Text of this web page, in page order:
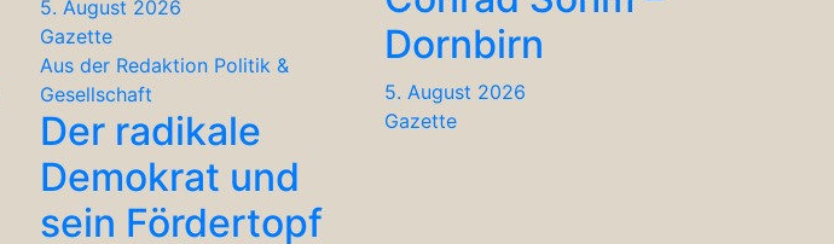
5. August 2026
Gazette
Aus der Redaktion Politik &
Gesellschaft
Der radikale
Demokrat und
sein Fördertopf
Dornbirn
5. August 2026
Gazette